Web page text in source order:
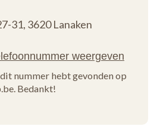
31, 3620 Lanaken
nummer hebt gevonden op
Bedankt!